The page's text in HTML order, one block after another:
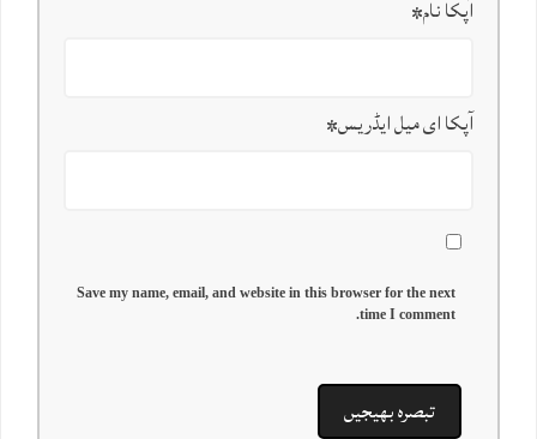
آپکا نام*
آپکا ای میل ایڈریس*
Save my name, email, and website in this browser for the next
time I comment.